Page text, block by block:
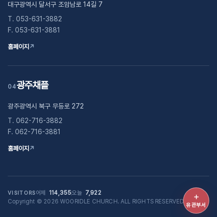
대구광역시 달서구 조암남로 14길 7
T. 053-631-3882
F. 053-631-3881
홈페이지 ↗
04광주채플
광주광역시 북구 무등로 272
T. 062-716-3882
F. 062-716-3881
홈페이지 ↗
Copyright © 2026 WOORIDLE CHURCH. ALL RIGHTS RESERVED.
VISITORS어제 114,355오늘 7,922 ＋
유관부서유관부
바로가